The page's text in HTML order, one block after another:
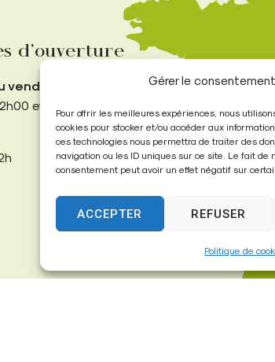
Gérer le
Pour offrir les meilleures expériences, nous
cookies pour stocker et/ou accéder aux
ces technologies nous permettra de traiter des
navigation ou les ID uniques sur ce site. Le fait de
consentement peut avoir un effet négatif sur
ACCEPTER REFUSER
Politique de
d’ouverture
vendredi :
et de 13h30 à 17h30